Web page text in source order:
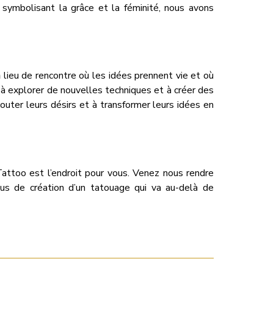
la grâce et la féminité, nous avons
de rencontre où les idées prennent vie et où
explorer de nouvelles techniques et à créer des
leurs désirs et à transformer leurs idées en
est l’endroit pour vous. Venez nous rendre
de création d’un tatouage qui va au-delà de